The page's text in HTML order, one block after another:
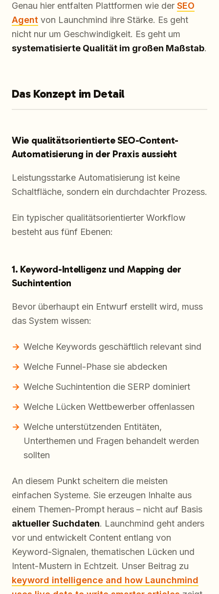
Genau hier entfalten Plattformen wie der SEO
Agent von Launchmind ihre Stärke. Es geht
nicht nur um Geschwindigkeit. Es geht um
systematisierte Qualität im großen Maßstab.
Das Konzept im Detail
Wie qualitätsorientierte SEO-Content-
Automatisierung in der Praxis aussieht
Leistungsstarke Automatisierung ist keine
Schaltfläche, sondern ein durchdachter Prozess.
Ein typischer qualitätsorientierter Workflow
besteht aus fünf Ebenen:
1. Keyword-Intelligenz und Mapping der
Suchintention
Bevor überhaupt ein Entwurf erstellt wird, muss
das System wissen:
Welche Keywords geschäftlich relevant sind
Welche Funnel-Phase sie abdecken
Welche Suchintention die SERP dominiert
Welche Lücken Wettbewerber offenlassen
Welche unterstützenden Entitäten,
Unterthemen und Fragen behandelt werden
sollten
An diesem Punkt scheitern die meisten
einfachen Systeme. Sie erzeugen Inhalte aus
einem Themen-Prompt heraus – nicht auf Basis
aktueller Suchdaten. Launchmind geht anders
vor und entwickelt Content entlang von
Keyword-Signalen, thematischen Lücken und
Intent-Mustern in Echtzeit. Unser Beitrag zu
keyword intelligence and how Launchmind